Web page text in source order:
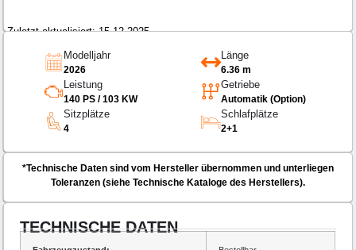
Zuletzt aktualisiert: 15.12.2025
Modelljahr
2026
Länge
6.36 m
Leistung
140 PS / 103 KW
Getriebe
Automatik (Option)
Sitzplätze
4
Schlafplätze
2+1
*Technische Daten sind vom Hersteller übernommen und unterliegen
Toleranzen (siehe Technische Kataloge des Herstellers).
TECHNISCHE DATEN